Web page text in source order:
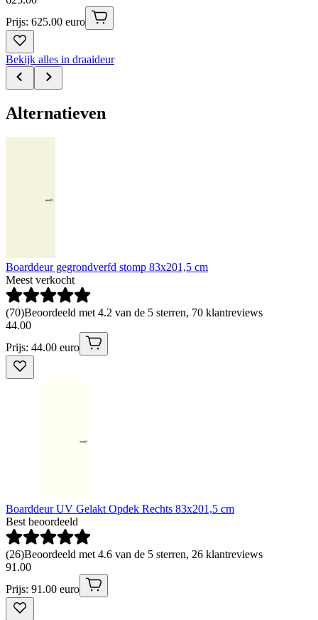
Prijs: 625.00 euro
Bekijk alles in draaideur
Alternatieven
Boarddeur gegrondverfd stomp 83x201,5 cm
Meest verkocht
(70)Beoordeeld met 4.2 van de 5 sterren, 70 klantreviews
44.00
Prijs: 44.00 euro
Boarddeur UV Gelakt Opdek Rechts 83x201,5 cm
Best beoordeeld
(26)Beoordeeld met 4.6 van de 5 sterren, 26 klantreviews
91 .00
Prijs: 91.00 euro